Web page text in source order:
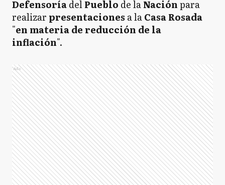
DefensoríadelPueblo de laNaciónpara
realizar presentaciones a laCasaRosada
"en materia de reducción de la
inflación".
Ads